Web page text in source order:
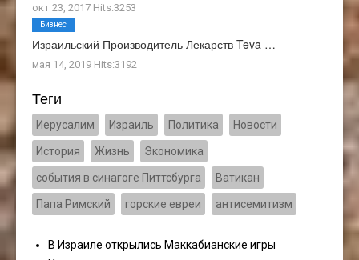
окт 23, 2017 Hits:3253
Израильский Производитель Лекарств Teva …
мая 14, 2019 Hits:3192
Бизнес
Теги
Иерусалим Израиль Политика Новости
История Жизнь Экономика
события в синагоге Питтсбурга Ватикан
Папа Римский горские евреи антисемитизм
В Израиле открылись Маккабианские игры